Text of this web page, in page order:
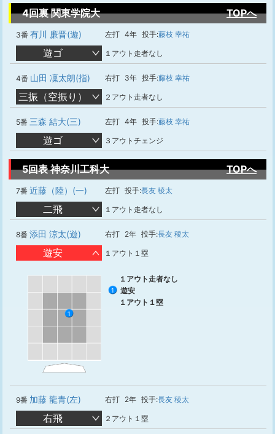
4回裏 関東学院大 TOPへ
3番 有川 廉晋(遊) 左打 4年 投手:藤枝 幸祐
遊ゴ １アウト走者なし
4番 山田 凜太朗(指) 右打 3年 投手:藤枝 幸祐
三振（空振り） ２アウト走者なし
5番 三森 結大(三) 左打 4年 投手:藤枝 幸祐
遊ゴ ３アウトチェンジ
5回表 神奈川工科大 TOPへ
7番 近藤（陸）(一) 左打 投手:長友 稜太
二飛 １アウト走者なし
8番 添田 涼太(遊) 右打 2年 投手:長友 稜太
遊安 １アウト１塁
1
１アウト走者なし
1
遊安
１アウト１塁
9番 加藤 龍青(左) 右打 2年 投手:長友 稜太
右飛 ２アウト１塁